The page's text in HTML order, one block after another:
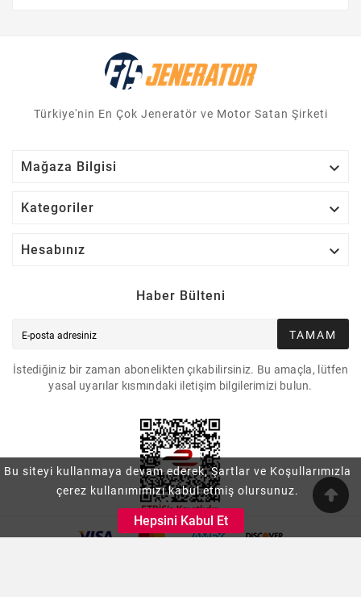
Bu siteyi kullanmaya devam ederek, Şartlar ve Koşullarımızla
çerez kullanımımızı kabul etmiş olursunuz.
Hepsini Kabul Et
Türkiye'nin En Çok Jeneratör ve Motor Satan Şirketi
Mağaza Bilgisi 
Kategoriler 
Hesabınız 
Haber Bülteni
TAMAM
İstediğiniz bir zaman abonelikten çıkabilirsiniz. Bu amaçla, lütfen
yasal uyarılar kısmındaki iletişim bilgilerimizi bulun.